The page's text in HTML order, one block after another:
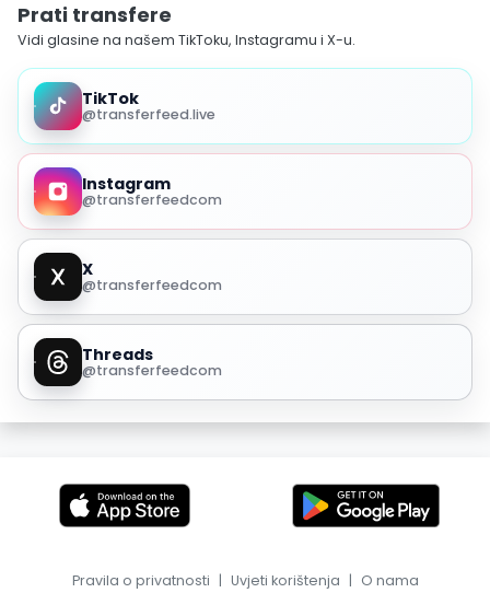
Prati transfere
Vidi glasine na našem TikToku, Instagramu i X-u.
TikTok
@transferfeed.live
Instagram
@transferfeedcom
X
@transferfeedcom
Threads
@transferfeedcom
Pravila o privatnosti | Uvjeti korištenja | O nama